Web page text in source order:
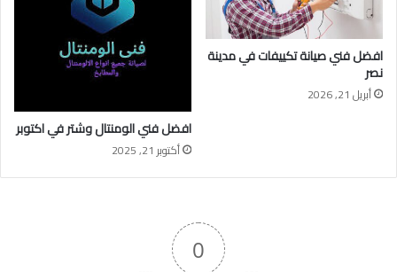
افضل فني صيانة تكييفات في مدينة
نصر
أبريل 21, 2026
افضل فني الومنتال وشتر في اكتوبر
أكتوبر 21, 2025
0